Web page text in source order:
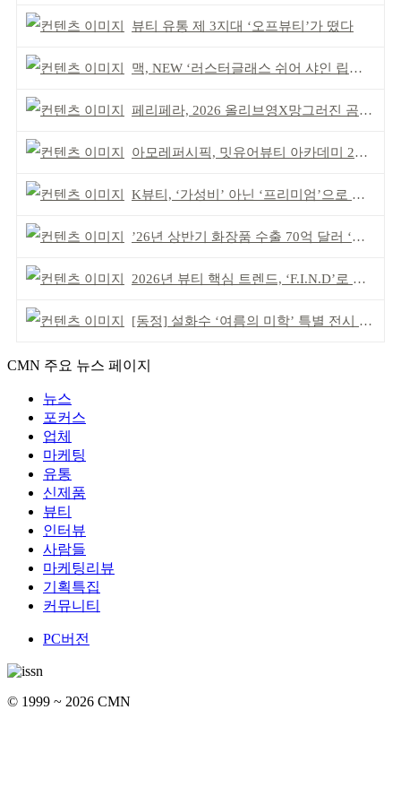
뷰티 유통 제 3지대 ‘오프뷰티’가 떴다
맥, NEW ‘러스터글래스 쉬어 샤인 립스틱’ 출시
페리페라, 2026 올리브영X망그러진 곰 콜라보
아모레퍼시픽, 밋유어뷰티 아카데미 2기 발대식
K뷰티, ‘가성비’ 아닌 ‘프리미엄’으로 승부걸어야
’26년 상반기 화장품 수출 70억 달러 ‘역대 최고’
2026년 뷰티 핵심 트렌드, ‘F.I.N.D’로 읽는다
[동정] 설화수 ‘여름의 미학’ 특별 전시 개최
CMN 주요 뉴스 페이지
뉴스
포커스
업체
마케팅
유통
신제품
뷰티
인터뷰
사람들
마케팅리뷰
기획특집
커뮤니티
PC버전
© 1999 ~ 2026 CMN